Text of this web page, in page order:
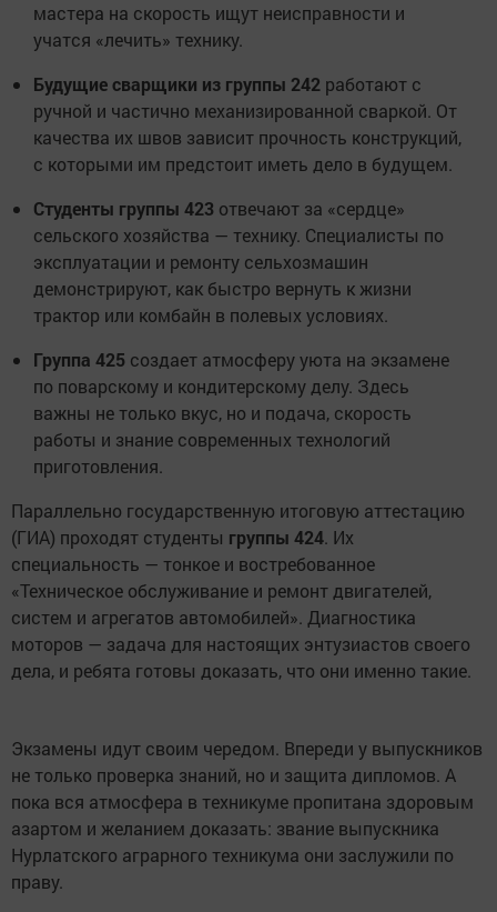
мастера на скорость ищут неисправности и
учатся «лечить» технику.
Будущие сварщики из группы 242 работают с
ручной и частично механизированной сваркой. От
качества их швов зависит прочность конструкций,
с которыми им предстоит иметь дело в будущем.
Студенты группы 423 отвечают за «сердце»
сельского хозяйства — технику. Специалисты по
эксплуатации и ремонту сельхозмашин
демонстрируют, как быстро вернуть к жизни
трактор или комбайн в полевых условиях.
Группа 425 создает атмосферу уюта на экзамене
по поварскому и кондитерскому делу. Здесь
важны не только вкус, но и подача, скорость
работы и знание современных технологий
приготовления.
Параллельно государственную итоговую аттестацию
(ГИА) проходят студенты группы 424. Их
специальность — тонкое и востребованное
«Техническое обслуживание и ремонт двигателей,
систем и агрегатов автомобилей». Диагностика
моторов — задача для настоящих энтузиастов своего
дела, и ребята готовы доказать, что они именно такие.
Экзамены идут своим чередом. Впереди у выпускников
не только проверка знаний, но и защита дипломов. А
пока вся атмосфера в техникуме пропитана здоровым
азартом и желанием доказать: звание выпускника
Нурлатского аграрного техникума они заслужили по
праву.